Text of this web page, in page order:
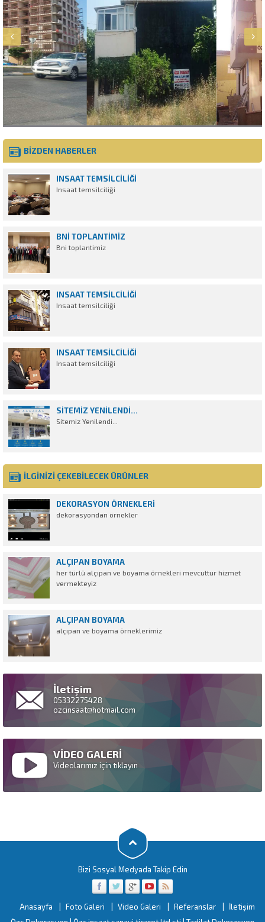
BİZDEN HABERLER
INSAAT TEMSILCILIĞI
Insaat temsilciliği
BNI TOPLANTIMIZ
Bni toplantimiz
INSAAT TEMSILCILIĞI
Insaat temsilciliği
INSAAT TEMSILCILIĞI
Insaat temsilciliği
SITEMIZ YENILENDI...
Sitemiz Yenilendi...
İLGİNİZİ ÇEKEBİLECEK ÜRÜNLER
DEKORASYON ÖRNEKLERI
dekorasyondan örnekler
ALÇIPAN BOYAMA
her türlü alçıpan ve boyama örnekleri mevcuttur hizmet
vermekteyiz
ALÇIPAN BOYAMA
alçıpan ve boyama örneklerimiz
İletişim
05332275428
ozcinsaat@hotmail.com
VİDEO GALERİ
Videolarımız için tıklayın
Bizi Sosyal Medyada Takip Edin
Anasayfa Foto Galeri Video Galeri Referanslar
İletişim